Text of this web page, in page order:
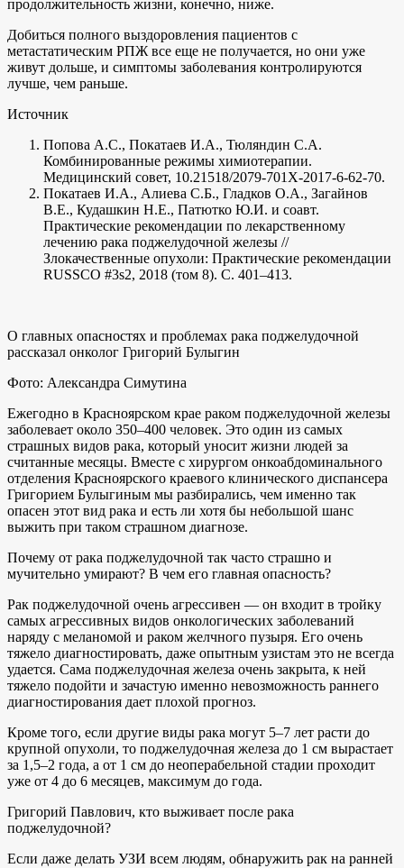
продолжительность жизни, конечно, ниже.
Добиться полного выздоровления пациентов с
метастатическим РПЖ все еще не получается, но они уже
живут дольше, и симптомы заболевания контролируются
лучше, чем раньше.
Источник
Попова А.С., Покатаев И.А., Тюляндин С.А.
Комбинированные режимы химиотерапии.
Медицинский совет, 10.21518/2079-701X-2017-6-62-70.
Покатаев И.А., Алиева С.Б., Гладков О.А., Загайнов
В.Е., Кудашкин Н.Е., Патютко Ю.И. и соавт.
Практические рекомендации по лекарственному
лечению рака поджелудочной железы //
Злокачественные опухоли: Практические рекомендации
RUSSCO #3s2, 2018 (том 8). С. 401–413.
О главных опасностях и проблемах рака поджелудочной
рассказал онколог Григорий Булыгин
Фото: Александра Симутина
Ежегодно в Красноярском крае раком поджелудочной железы
заболевает около 350–400 человек. Это один из самых
страшных видов рака, который уносит жизни людей за
считанные месяцы. Вместе с хирургом онкоабдоминального
отделения Красноярского краевого клинического диспансера
Григорием Булыгиным мы разбирались, чем именно так
опасен этот вид рака и есть ли хотя бы небольшой шанс
выжить при таком страшном диагнозе.
Почему от рака поджелудочной так часто страшно и
мучительно умирают? В чем его главная опасность?
Рак поджелудочной очень агрессивен — он входит в тройку
самых агрессивных видов онкологических заболеваний
наряду с меланомой и раком желчного пузыря. Его очень
тяжело диагностировать, даже опытным узистам это не всегда
удается. Сама поджелудочная железа очень закрыта, к ней
тяжело подойти и зачастую именно невозможность раннего
диагностирования дает плохой прогноз.
Кроме того, если другие виды рака могут 5–7 лет расти до
крупной опухоли, то поджелудочная железа до 1 см вырастает
за 1,5–2 года, а от 1 см до неоперабельной стадии проходит
уже от 4 до 6 месяцев, максимум до года.
Григорий Павлович, кто выживает после рака
поджелудочной?
Если даже делать УЗИ всем людям, обнаружить рак на ранней